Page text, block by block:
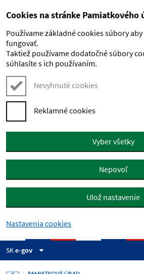
Preskočiť na hlavný obsah
Cookies na stránke Pamiatkového
Používame základné cookies súbory
fungovať.
Taktiež používame dodatočné súbory
súhlasíte s ich používaním.
Nevyhnuté cookies
Reklamné cookies
Vyber všetky
Nepovoľ
Ulož nastavenie
Nastavenia cookies
SKe-gov